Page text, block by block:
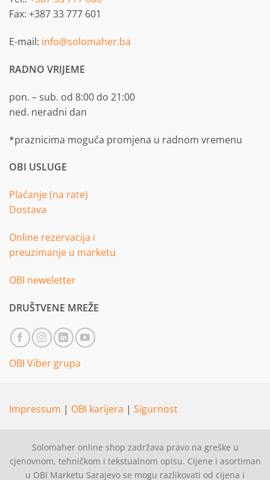
Fax: +387 33 777 601
E-mail: info@solomaher.ba
RADNO VRIJEME
pon. – sub. od 8:00 do 21:00
ned. neradni dan
*praznicima moguća promjena u radnom vremenu
OBI USLUGE
Plaćanje (na rate)
Dostava
Online rezervacija i
preuzimanje u marketu
OBI neweletter
DRUŠTVENE MREŽE
OBI Viber grupa
Impressum | OBI karijera | Sigurnost
Solomaher online shop zadržava pravo na greške u
cjenovnom, tehničkom i tekstualnom opisu. Cijene i asortiman
u OBI Marketu Sarajevo se mogu razlikovati od cijena i